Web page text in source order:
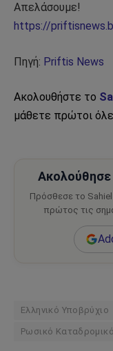
Απελάσουμε!
https://
Πηγή: Priftis News
Ακολουθήστε το
μάθετε πρώτοι
Ακολούθησε
Πρόσθεσε το
πρώτος τις
Ελληνικό Υποβρύχιο
Ρωσικό Καταδρομικό